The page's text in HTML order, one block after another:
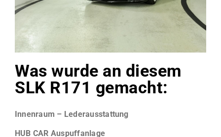
Was wurde an diesem
SLK R171 gemacht:
Innenraum – Lederausstattung
HUB CAR Auspuffanlage